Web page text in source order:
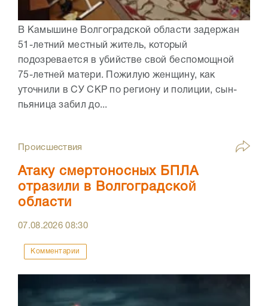
В Камышине Волгоградской области задержан
51-летний местный житель, который
подозревается в убийстве свой беспомощной
75-летней матери. Пожилую женщину, как
уточнили в СУ СКР по региону и полиции, сын-
пьяница забил до...
Происшествия
Атаку смертоносных БПЛА
отразили в Волгоградской
области
07.08.202608:30
Комментарии